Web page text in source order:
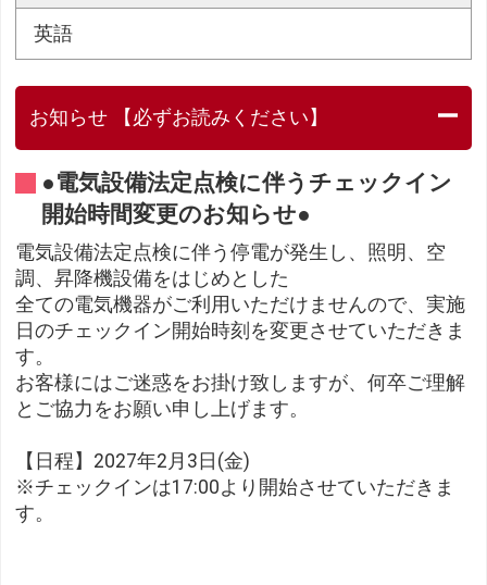
英語
お知らせ 【必ずお読みください】
●電気設備法定点検に伴うチェックイン
開始時間変更のお知らせ●
電気設備法定点検に伴う停電が発生し、照明、空
調、昇降機設備をはじめとした
全ての電気機器がご利用いただけませんので、実施
日のチェックイン開始時刻を変更させていただきま
す。
お客様にはご迷惑をお掛け致しますが、何卒ご理解
とご協力をお願い申し上げます。
【日程】2027年2月3日(金)
※チェックインは17:00より開始させていただきま
す。